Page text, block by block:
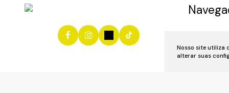
Nosso site utiliza
alterar suas
Anuncie